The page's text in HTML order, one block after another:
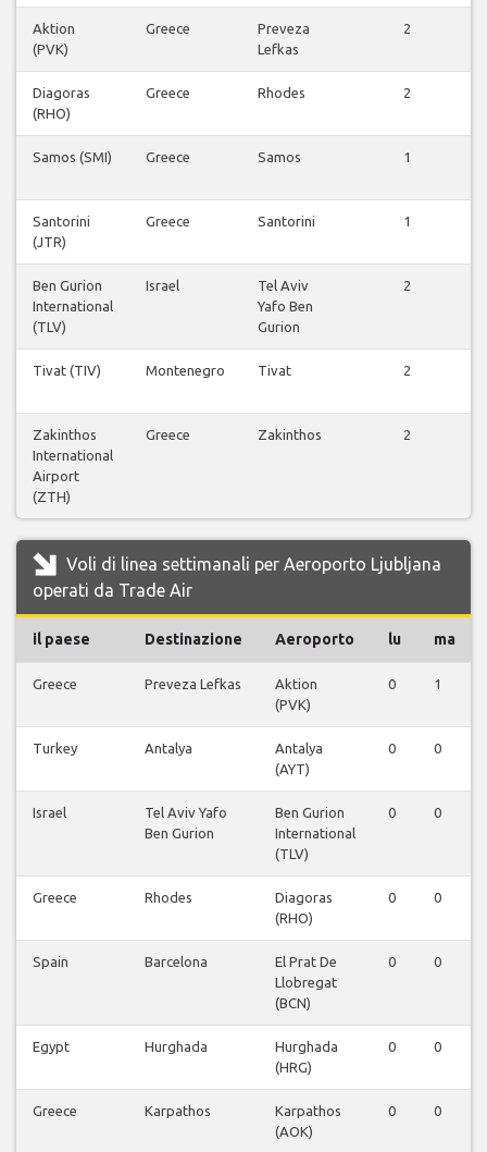
Aktion
(PVK)
Greece
Preveza
Lefkas
2
Diagoras
(RHO)
Greece Rhodes 2
Samos (SMI) Greece Samos 1
Santorini
(JTR)
Greece Santorini 1
Ben Gurion
International
(TLV)
Israel
Tel Aviv
Yafo Ben
Gurion
2
Tivat (TIV) Montenegro Tivat 2
Zakinthos
International
Airport
(ZTH)
Greece Zakinthos 2
Voli di linea settimanali per Aeroporto Ljubljana
operati da Trade Air
il paese Destinazione Aeroporto lu ma
Greece Preveza Lefkas
Aktion
(PVK)
0 1
Turkey Antalya
Antalya
(AYT)
0 0
Israel
Tel Aviv Yafo
Ben Gurion
Ben Gurion
International
(TLV)
0 0
Greece Rhodes
Diagoras
(RHO)
0 0
Spain Barcelona
El Prat De
Llobregat
(BCN)
0 0
Egypt Hurghada
Hurghada
(HRG)
0 0
Greece Karpathos
Karpathos
(AOK)
0 0